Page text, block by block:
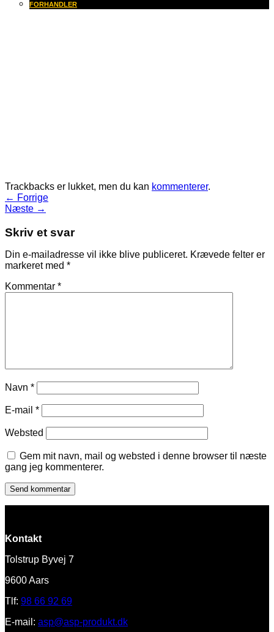
FORHANDLER
Trackbacks er lukket, men du kan kommenterer.
← Forrige
Næste →
Skriv et svar
Din e-mailadresse vil ikke blive publiceret. Krævede felter er
markeret med *
Kommentar *
Navn *
E-mail *
Websted
Gem mit navn, mail og websted i denne browser til næste
gang jeg kommenterer.
Kontakt
Tolstrup Byvej 7
9600 Aars
Tlf: 98 66 92 69
E-mail: asp@asp-produkt.dk